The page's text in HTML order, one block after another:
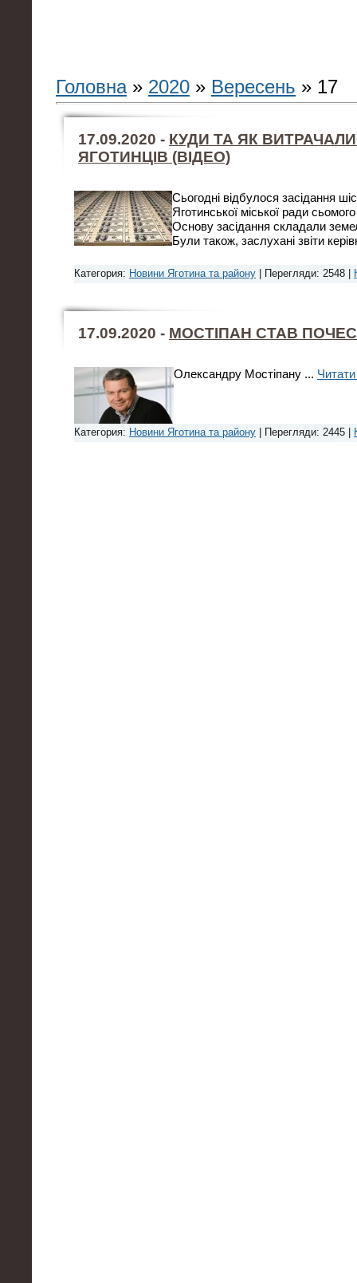
Головна» 2020 » Вересень » 17
17.09.2020 - КУДИ ТА ЯК
ЯГОТИНЦІВ (ВІДЕО)
Сьогодні відбулося засідання
Яготинської міської ради
Основу засідання складали
Були також, заслухані звіти
Категория: Новини Яготина та району | Перегляди: 2548 |
17.09.2020 - МОСТІПАН СТАВ
Олександру Мостіпану ...
Категория: Новини Яготина та району | Перегляди: 2445 |